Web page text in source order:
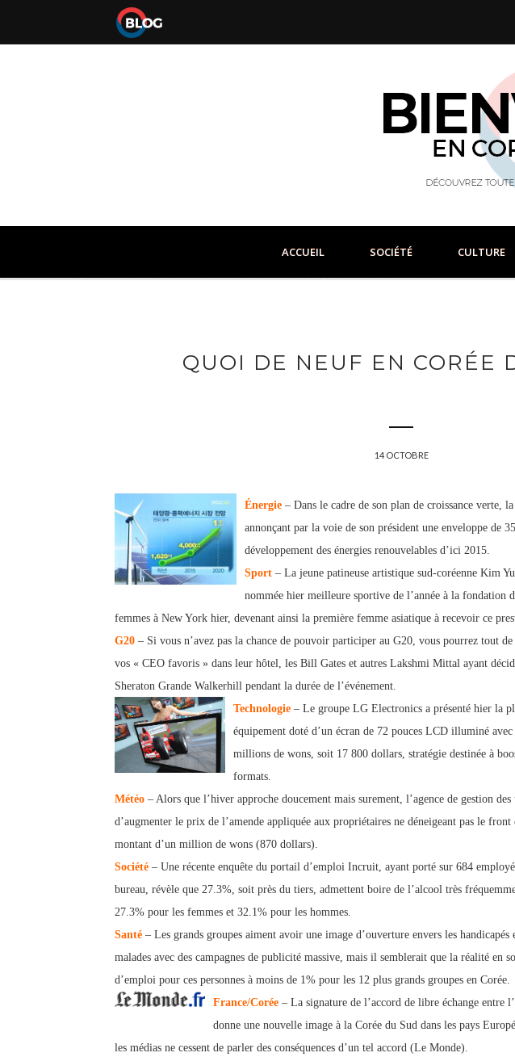
ACCUEIL SOCIÉTÉ CULTURE
QUOI DE NEUF EN CORÉE
14 OCTOBRE
Énergie – Dans le cadre de son plan de croissance verte,
annonçant par la voie de son président une enveloppe de
développement des énergies renouvelables d’ici 2015.
Sport – La jeune patineuse artistique sud-coréenne Kim
nommée hier meilleure sportive de l’année à la fondation
femmes à New York hier, devenant ainsi la première femme asiatique à recevoir ce
G20 – Si vous n’avez pas la chance de pouvoir participer au G20, vous pourrez tout
vos « CEO favoris » dans leur hôtel, les Bill Gates et autres Lakshmi Mittal ayant
Sheraton Grande Walkerhill pendant la durée de l’événement.
Technologie – Le groupe LG Electronics a présenté hier la
équipement doté d’un écran de 72 pouces LCD illuminé
millions de wons, soit 17 800 dollars, stratégie destinée à
formats.
Météo – Alors que l’hiver approche doucement mais surement, l’agence de gestion des
d’augmenter le prix de l’amende appliquée aux propriétaires ne déneigeant pas le
montant d’un million de wons (870 dollars).
Société – Une récente enquête du portail d’emploi Incruit, ayant porté sur 684
bureau, révèle que 27.3%, soit près du tiers, admettent boire de l’alcool très
27.3% pour les femmes et 32.1% pour les hommes.
Santé – Les grands groupes aiment avoir une image d’ouverture envers les handicapés
malades avec des campagnes de publicité massive, mais il semblerait que la réalité en
d’emploi pour ces personnes à moins de 1% pour les 12 plus grands groupes en Corée.
France/Corée – La signature de l’accord de libre échange entre
donne une nouvelle image à la Corée du Sud dans les pays
les médias ne cessent de parler des conséquences d’un tel accord (Le Monde).